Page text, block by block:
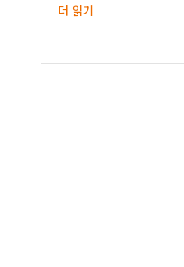
더 읽기